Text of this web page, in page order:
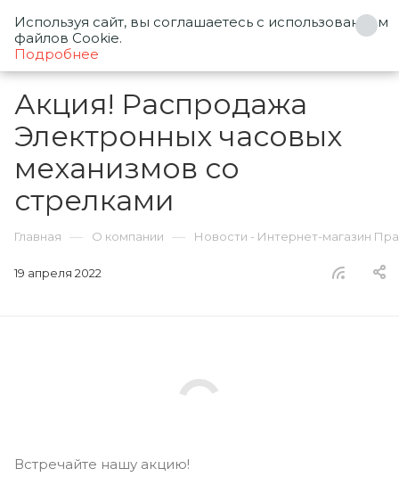
0
Акция! Распродажа
Электронных часовых
механизмов со
стрелками
Главная — О компании — Новости - Интернет-магазин
19 апреля 2022
Встречайте нашу акцию!
Используя сайт, вы соглашаетесь с использованием
файлов Cookie.
Подробнее